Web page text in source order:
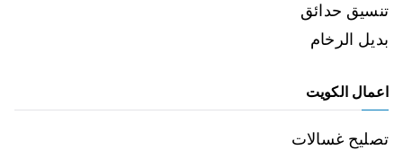
تنسيق حدائق
بديل الرخام
اعمال الكويت
تصليح غسالات